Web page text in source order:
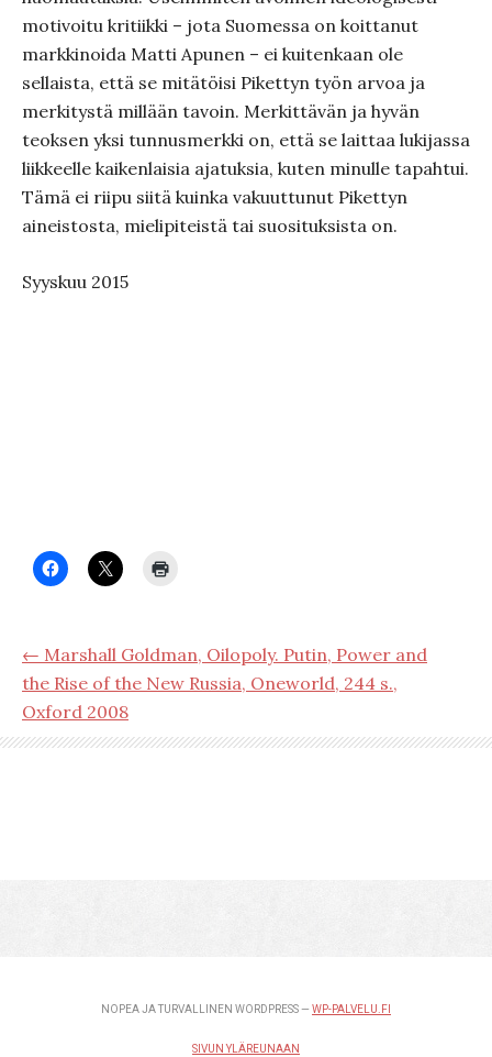
motivoitu kritiikki – jota Suomessa on koittanut
markkinoida Matti Apunen – ei kuitenkaan ole
sellaista, että se mitätöisi Pikettyn työn arvoa ja
merkitystä millään tavoin. Merkittävän ja hyvän
teoksen yksi tunnusmerkki on, että se laittaa lukijassa
liikkeelle kaikenlaisia ajatuksia, kuten minulle tapahtui.
Tämä ei riipu siitä kuinka vakuuttunut Pikettyn
aineistosta, mielipiteistä tai suosituksista on.
Syyskuu 2015
← Marshall Goldman, Oilopoly. Putin, Power and
the Rise of the New Russia, Oneworld, 244 s.,
Oxford 2008
NOPEA JA TURVALLINEN WORDPRESS — WP-PALVELU.FI
SIVUN YLÄREUNAAN